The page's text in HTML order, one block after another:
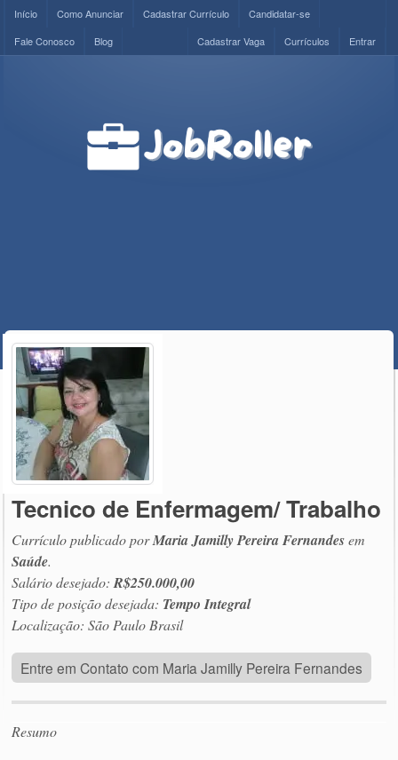
Início Como Anunciar Cadastrar Currículo
Candidatar-se
Fale Conosco
Blog Entrar
Currículos
Cadastrar Vaga
Tecnico de Enfermagem/ Trabalho
Currículo publicado porMaria Jamilly Pereira Fernandesem
Saúde.
Salário desejado:R$250.000,00
Tipo de posição desejada: Tempo Integral
Localização: São Paulo Brasil
Entre em Contato com Maria Jamilly Pereira Fernandes
Resumo